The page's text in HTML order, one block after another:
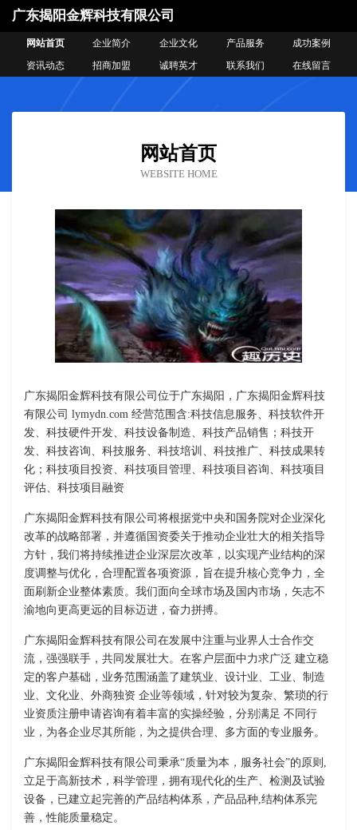
广东揭阳金辉科技有限公司
网站首页 企业简介 企业文化 产品服务
成功案例
资讯动态
招商加盟 诚聘英才 联系我们 在线留言
网站首页
WEBSITE HOME
广东揭阳金辉科技有限公司位于广东揭阳，广东揭阳金辉科技
有限公司 lymydn.com 经营范围含:科技信息服务、科技软件开
发、科技硬件开发、科技设备制造、科技产品销售；科技开
发、科技咨询、科技服务、科技培训、科技推广、科技成果转
化；科技项目投资、科技项目管理、科技项目咨询、科技项目
评估、科技项目融资
广东揭阳金辉科技有限公司将根据党中央和国务院对企业深化
改革的战略部署，并遵循国资委关于推动企业壮大的相关指导
方针，我们将持续推进企业深层次改革，以实现产业结构的深
度调整与优化，合理配置各项资源，旨在提升核心竞争力，全
面刷新企业整体素质。我们面向全球市场及国内市场，矢志不
渝地向更高更远的目标迈进，奋力拼搏。
广东揭阳金辉科技有限公司在发展中注重与业界人士合作交
流，强强联手，共同发展壮大。在客户层面中力求广泛 建立稳
定的客户基础，业务范围涵盖了建筑业、设计业、工业、制造
业、文化业、外商独资 企业等领域，针对较为复杂、繁琐的行
业资质注册申请咨询有着丰富的实操经验，分别满足 不同行
业，为各企业尽其所能，为之提供合理、多方面的专业服务。
广东揭阳金辉科技有限公司秉承“质量为本，服务社会”的原则,
立足于高新技术，科学管理，拥有现代化的生产、检测及试验
设备，已建立起完善的产品结构体系，产品品种,结构体系完
善，性能质量稳定。